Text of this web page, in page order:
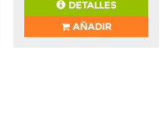
DETALLES
AÑADIR